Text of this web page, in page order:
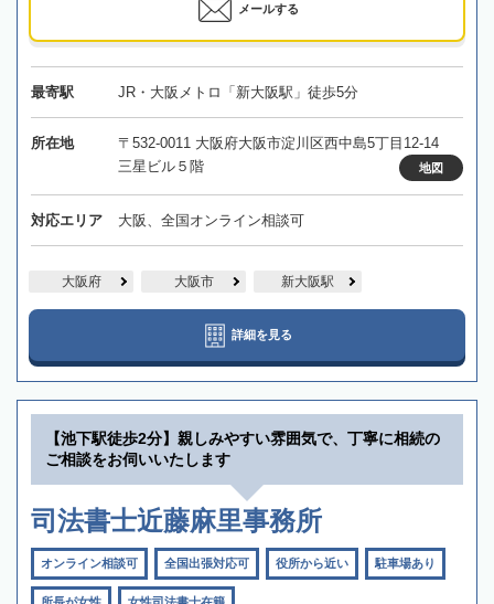
メールする
最寄駅 JR・大阪メトロ「新大阪駅」徒歩5分
所在地
〒532-0011 大阪府大阪市淀川区西中島5丁目12-14
三星ビル５階
地図
対応エリア 大阪、全国オンライン相談可
大阪府 大阪市 新大阪駅
詳細を見る
【池下駅徒歩2分】親しみやすい雰囲気で、丁寧に相続の
ご相談をお伺いいたします
司法書士近藤麻里事務所
オンライン相談可 全国出張対応可 役所から近い 駐車場あり